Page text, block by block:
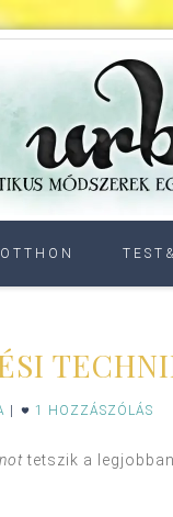
OTTHON
1 HOZZÁSZÓLÁS
tetszik a